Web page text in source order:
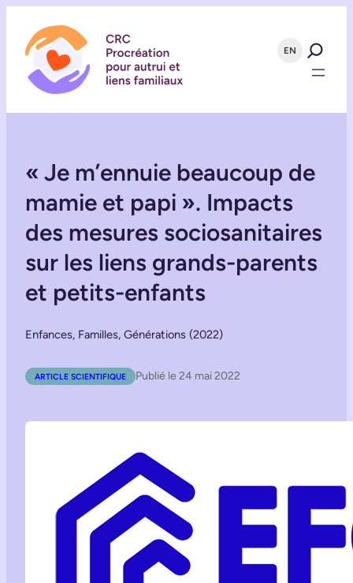
EN
« Je m’ennuie beaucoup de
mamie et papi ». Impacts
des mesures sociosanitaires
sur les liens grands-parents
et petits-enfants
Enfances, Familles, Générations (2022)
ARTICLE SCIENTIFIQUE Publié le 24 mai 2022